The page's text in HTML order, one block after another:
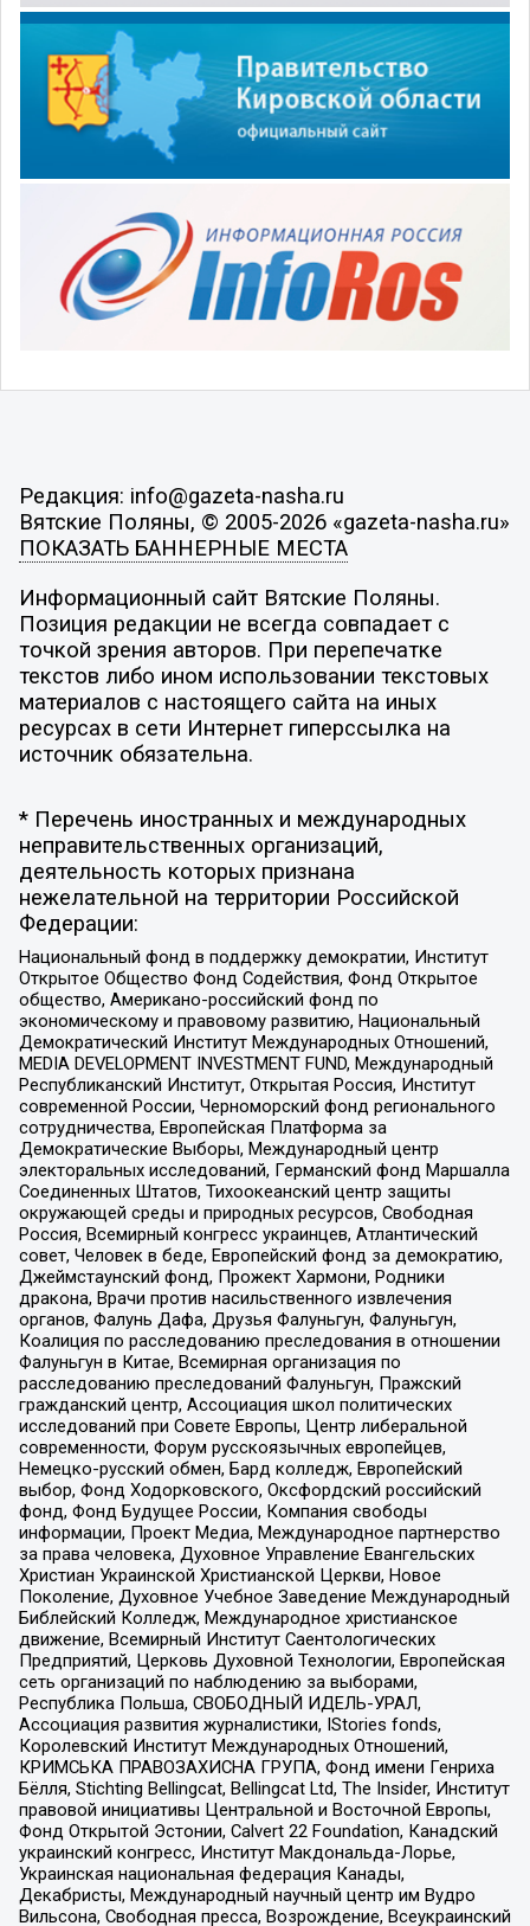
Редакция: info@gazeta-nasha.ru
Вятские Поляны, © 2005-2026 «gazeta-nasha.ru»
ПОКАЗАТЬ БАННЕРНЫЕ МЕСТА
Информационный сайт Вятские Поляны.
Позиция редакции не всегда совпадает с
точкой зрения авторов. При перепечатке
текстов либо ином использовании текстовых
материалов с настоящего сайта на иных
ресурсах в сети Интернет гиперссылка на
источник обязательна.
* Перечень иностранных и международных
неправительственных организаций,
деятельность которых признана
нежелательной на территории Российской
Федерации:
Национальный фонд в поддержку демократии, Институт
Открытое Общество Фонд Содействия, Фонд Открытое
общество, Американо-российский фонд по
экономическому и правовому развитию, Национальный
Демократический Институт Международных Отношений,
MEDIA DEVELOPMENT INVESTMENT FUND, Международный
Республиканский Институт, Открытая Россия, Институт
современной России, Черноморский фонд регионального
сотрудничества, Европейская Платформа за
Демократические Выборы, Международный центр
электоральных исследований, Германский фонд Маршалла
Соединенных Штатов, Тихоокеанский центр защиты
окружающей среды и природных ресурсов, Свободная
Россия, Всемирный конгресс украинцев, Атлантический
совет, Человек в беде, Европейский фонд за демократию,
Джеймстаунский фонд, Прожект Хармони, Родники
дракона, Врачи против насильственного извлечения
органов, Фалунь Дафа, Друзья Фалуньгун, Фалуньгун,
Коалиция по расследованию преследования в отношении
Фалуньгун в Китае, Всемирная организация по
расследованию преследований Фалуньгун, Пражский
гражданский центр, Ассоциация школ политических
исследований при Совете Европы, Центр либеральной
современности, Форум русскоязычных европейцев,
Немецко-русский обмен, Бард колледж, Европейский
выбор, Фонд Ходорковского, Оксфордский российский
фонд, Фонд Будущее России, Компания свободы
информации, Проект Медиа, Международное партнерство
за права человека, Духовное Управление Евангельских
Христиан Украинской Христианской Церкви, Новое
Поколение, Духовное Учебное Заведение Международный
Библейский Колледж, Международное христианское
движение, Всемирный Институт Саентологических
Предприятий, Церковь Духовной Технологии, Европейская
сеть организаций по наблюдению за выборами,
Республика Польша, СВОБОДНЫЙ ИДЕЛЬ-УРАЛ,
Ассоциация развития журналистики, IStories fonds,
Королевский Институт Международных Отношений,
КРИМСЬКА ПРАВОЗАХИСНА ГРУПА, Фонд имени Генриха
Бёлля, Stichting Bellingcat, Bellingcat Ltd, The Insider, Институт
правовой инициативы Центральной и Восточной Европы,
Фонд Открытой Эстонии, Calvert 22 Foundation, Канадский
украинский конгресс, Институт Макдональда-Лорье,
Украинская национальная федерация Канады,
Декабристы, Международный научный центр им Вудро
Вильсона, Свободная пресса, Возрождение, Всеукраинский